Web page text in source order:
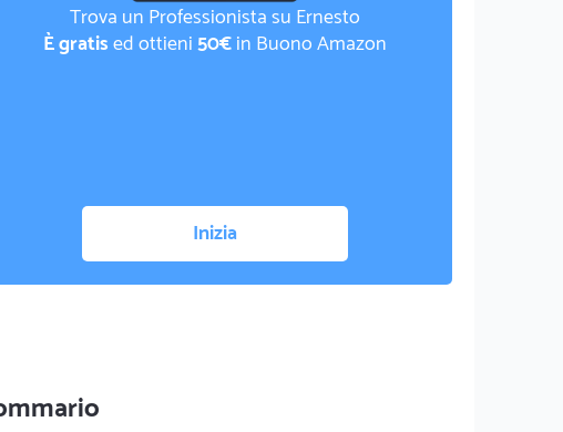
Trova un Professionista su Ernesto
È gratised ottieni50€in Buono Amazon
Inizia